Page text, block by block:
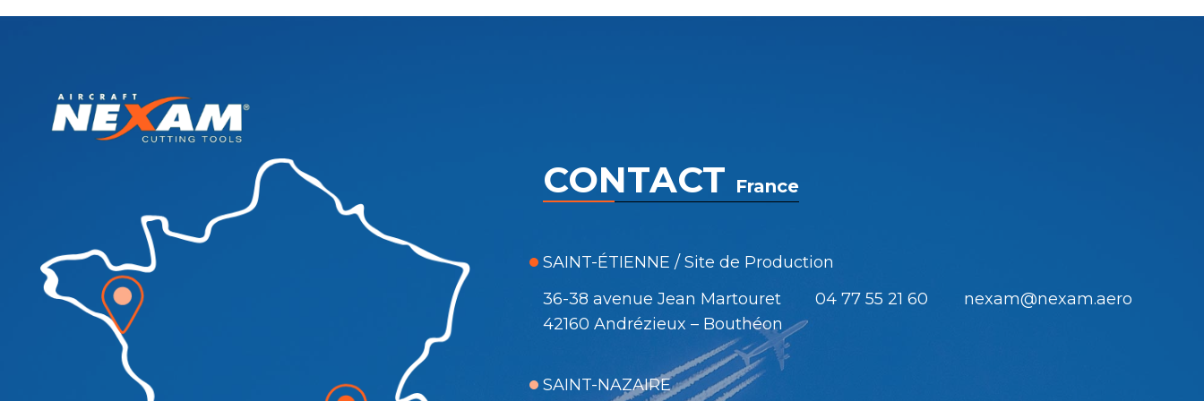
CONTACT France
SAINT-ÉTIENNE / Site de Production
36-38 avenue Jean Martouret
42160 Andrézieux – Bouthéon
04 77 55 21 60 nexam@nexam.aero
SAINT-NAZAIRE